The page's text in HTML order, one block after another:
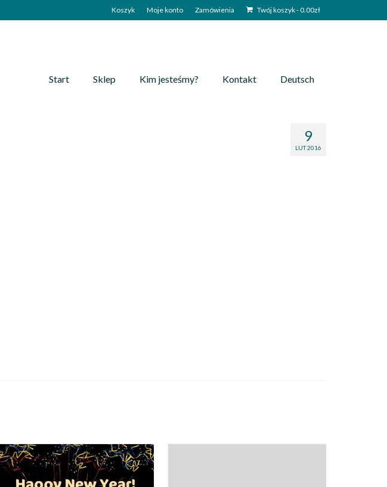
Koszyk Moje konto Zamówienia Twój koszyk-0.00zł
Start Sklep Kim jesteśmy? Kontakt Deutsch
9
LUT 2016